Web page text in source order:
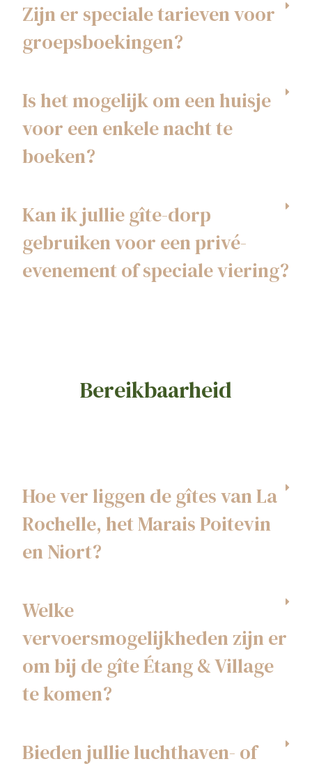
Zijn er speciale tarieven voor
groepsboekingen?
Is het mogelijk om een huisje
voor een enkele nacht te
boeken?
Kan ik jullie gîte-dorp
gebruiken voor een privé-
evenement of speciale viering?
Bereikbaarheid
Hoe ver liggen de gîtes van La
Rochelle, het Marais Poitevin
en Niort?
Welke
vervoersmogelijkheden zijn er
om bij de gîte Étang & Village
te komen?
Bieden jullie luchthaven- of